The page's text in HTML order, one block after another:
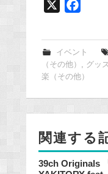
e
b
o
o
k
イベント
（その他）
, グッ
楽（その他）
関連する
39ch Originals